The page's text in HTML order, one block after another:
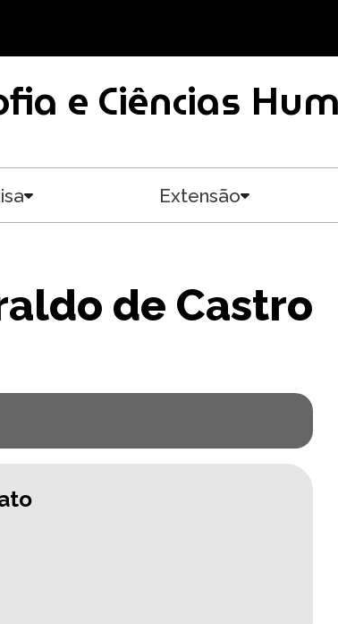
e Ciências
Extensão
de Castro